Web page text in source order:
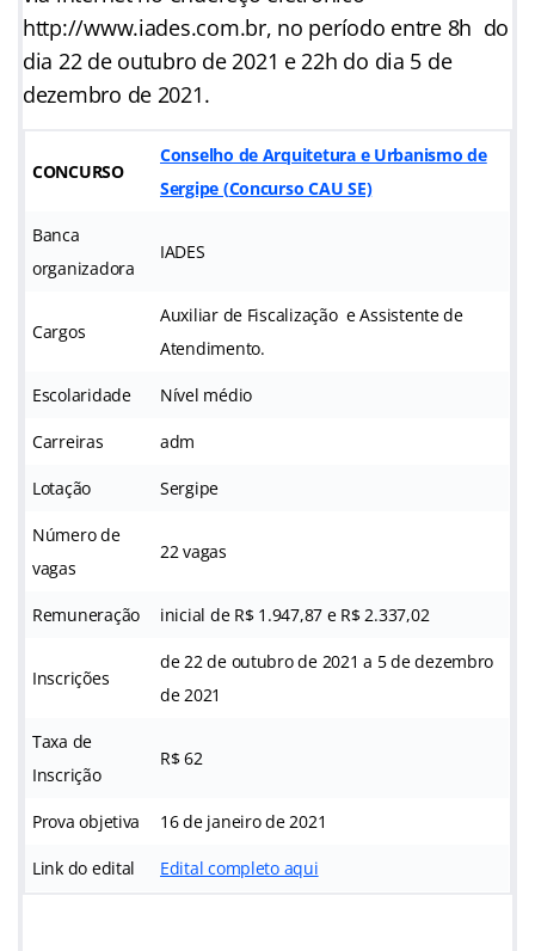
http://www.iades.com.br, no período entre 8h do
dia 22 de outubro de 2021 e 22h do dia 5 de
dezembro de 2021.
CONCURSO
Conselho de Arquitetura e Urbanismo de
Sergipe (Concurso CAU SE)
Banca
organizadora
IADES
Cargos
Auxiliar de Fiscalização e Assistente de
Atendimento.
Escolaridade Nível médio
Carreiras adm
Lotação Sergipe
Número de
vagas
22 vagas
Remuneração inicial de R$ 1.947,87 e R$ 2.337,02
Inscrições
de 22 de outubro de 2021 a 5 de dezembro
de 2021
Taxa de
Inscrição
R$ 62
Prova objetiva 16 de janeiro de 2021
Link do edital Edital completo aqui